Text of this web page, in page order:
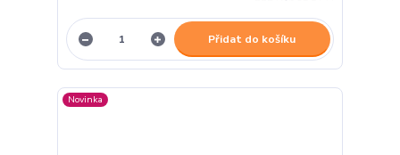
Přidat do košíku
Novinka